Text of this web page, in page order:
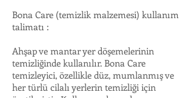
Bona Care (temizlik malzemesi) kullanım
talimatı :
Ahşap ve mantar yer döşemelerinin
temizliğinde kullanılır. Bona Care
temizleyici, özellikle düz, mumlanmış ve
her türlü cilalı yerlerin temizliği için